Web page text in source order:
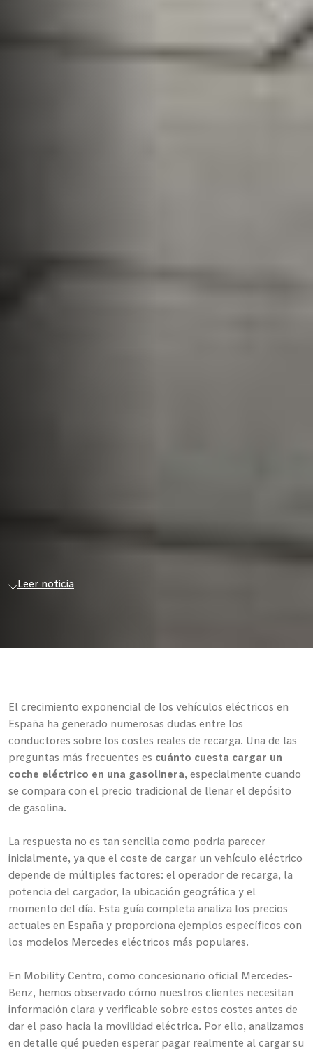
Leer noticia
El crecimiento exponencial de los vehículos eléctricos en
España ha generado numerosas dudas entre los
conductores sobre los costes reales de recarga. Una de las
preguntas más frecuentes es cuánto cuesta cargar un
coche eléctrico en una gasolinera, especialmente cuando
se compara con el precio tradicional de llenar el depósito
de gasolina.
La respuesta no es tan sencilla como podría parecer
inicialmente, ya que el coste de cargar un vehículo eléctrico
depende de múltiples factores: el operador de recarga, la
potencia del cargador, la ubicación geográfica y el
momento del día. Esta guía completa analiza los precios
actuales en España y proporciona ejemplos específicos con
los modelos Mercedes eléctricos más populares.
En Mobility Centro, como concesionario oficial Mercedes-
Benz, hemos observado cómo nuestros clientes necesitan
información clara y verificable sobre estos costes antes de
dar el paso hacia la movilidad eléctrica. Por ello, analizamos
en detalle qué pueden esperar pagar realmente al cargar su